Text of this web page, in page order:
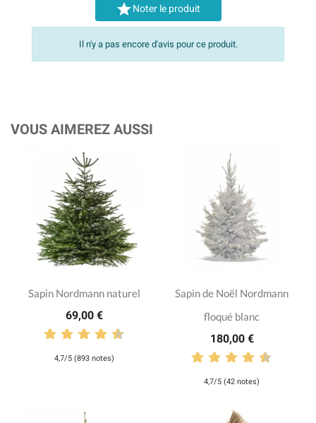
Noter le produit
Il n'y a pas encore d'avis pour ce produit.
VOUS AIMEREZ AUSSI
Sapin Nordmann naturel
69,00 €
4,7/5 (893 notes)
Sapin de Noël Nordmann
floqué blanc
180,00 €
4,7/5 (42 notes)